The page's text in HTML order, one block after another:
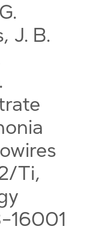
J. B.
Ti,
16001